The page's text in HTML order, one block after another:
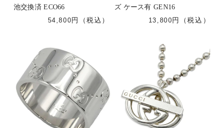
池交換済 ECO66
54,800
ズ ケース有 GEN16
13,800